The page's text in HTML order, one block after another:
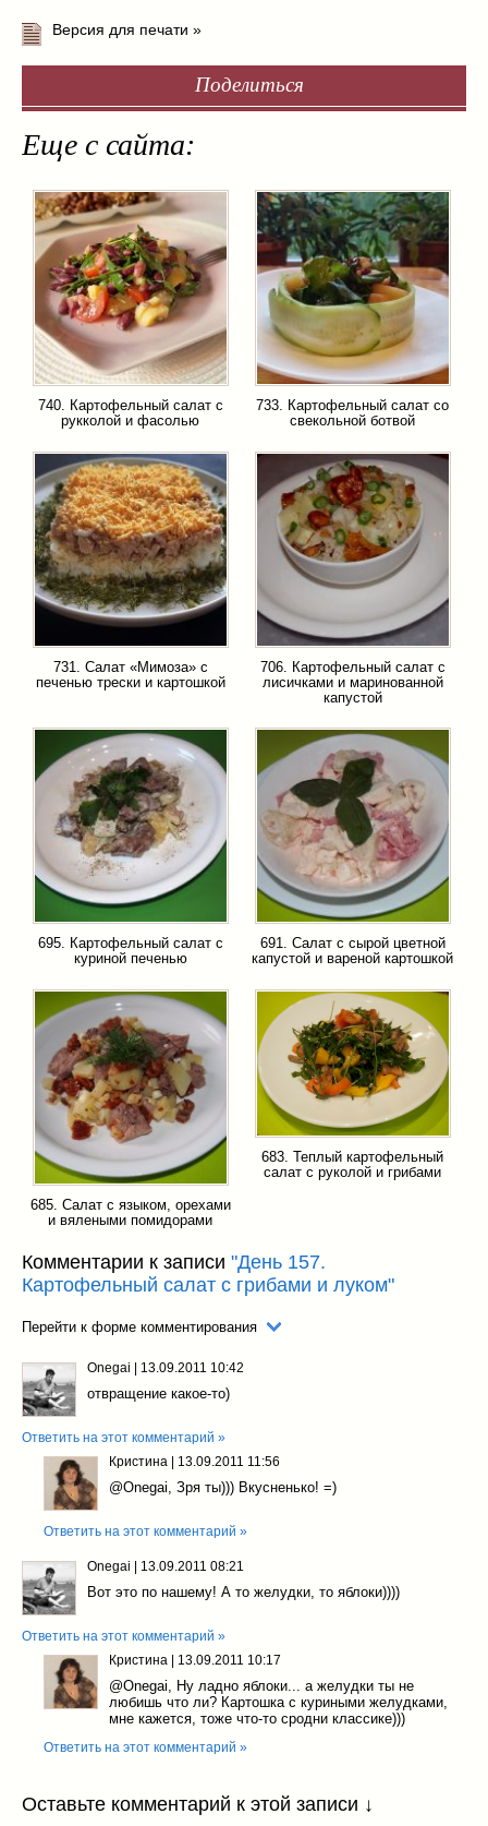
Версия для печати »
Поделиться
Еще с сайта:
740. Картофельный салат с
рукколой и фасолью
733. Картофельный салат со
свекольной ботвой
731. Салат «Мимоза» с
печенью трески и картошкой
706. Картофельный салат с
лисичками и маринованной
капустой
695. Картофельный салат с
куриной печенью
691. Салат с сырой цветной
капустой и вареной картошкой
685. Салат с языком, орехами
и вялеными помидорами
683. Теплый картофельный
салат с руколой и грибами
Комментарии к записи "День 157.
Картофельный салат с грибами и луком"
Перейти к форме комментирования
Onegai 13.09.2011 10:42
отвращение какое-то)
Ответить на этот комментарий »
Кристина
13.09.2011 11:56
@Onegai, Зря ты))) Вкусненько! =)
Ответить на этот комментарий »
Onegai 13.09.2011 08:21
Вот это по нашему! А то желудки, то яблоки))))
Ответить на этот комментарий »
Кристина
13.09.2011 10:17
@Onegai, Ну ладно яблоки... а желудки ты не
любишь что ли? Картошка с куриными желудками,
мне кажется, тоже что-то сродни классике)))
Ответить на этот комментарий »
Оставьте комментарий к этой записи ↓